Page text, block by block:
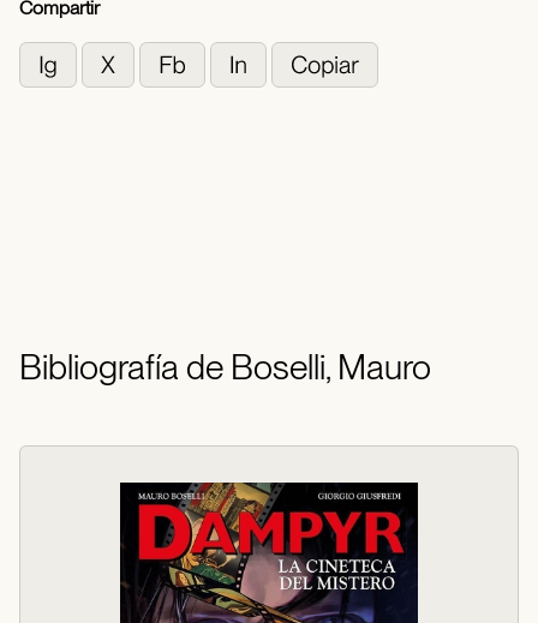
Compartir
Bibliografía de Boselli, Mauro